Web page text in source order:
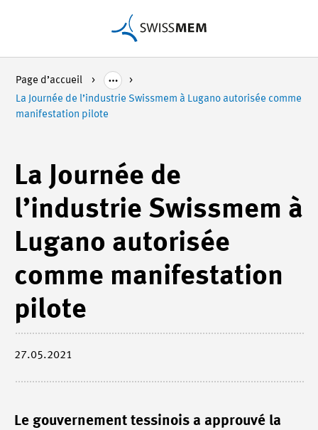
Page d’accueil
La Journée de l’industrie Swissmem à Lugano autorisée comme
manifestation pilote
La Journée de
l’industrie Swissmem à
Lugano autorisée
comme manifestation
pilote
27.05.2021
Le gouvernement tessinois a approuvé la